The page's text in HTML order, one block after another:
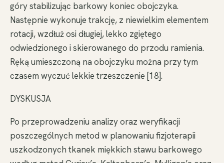
góry stabilizując barkowy koniec obojczyka.
Następnie wykonuje trakcję, z niewielkim elementem
rotacji, wzdłuż osi długiej, lekko zgiętego
odwiedzionego i skierowanego do przodu ramienia.
Ręką umieszczoną na obojczyku można przy tym
czasem wyczuć lekkie trzeszczenie [18].
DYSKUSJA
Po przeprowadzeniu analizy oraz weryfikacji
poszczególnych metod w planowaniu fizjoterapii
uszkodzonych tkanek miękkich stawu barkowego